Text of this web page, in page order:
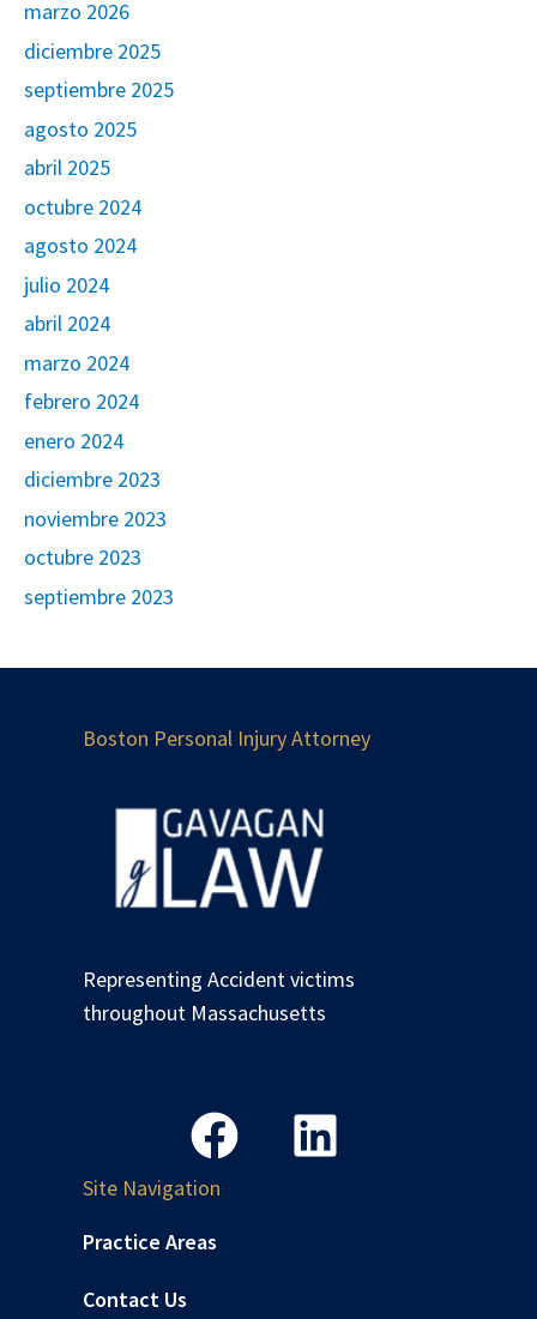
marzo 2026
diciembre 2025
septiembre 2025
agosto 2025
abril 2025
octubre 2024
agosto 2024
julio 2024
abril 2024
marzo 2024
febrero 2024
enero 2024
diciembre 2023
noviembre 2023
octubre 2023
septiembre 2023
Boston Personal Injury Attorney
Representing Accident victims
throughout Massachusetts
Site Navigation
Practice Areas
Contact Us